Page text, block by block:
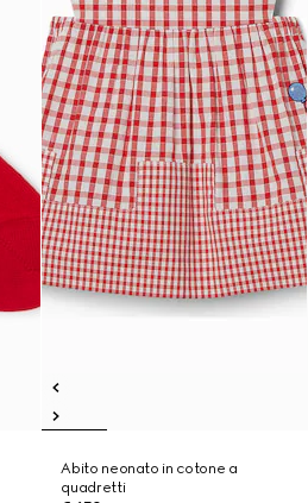
Abito neonato in cotone a
quadretti